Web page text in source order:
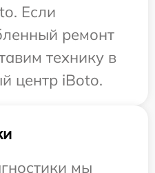
Если
ремонт
технику в
центр iBoto.
мы